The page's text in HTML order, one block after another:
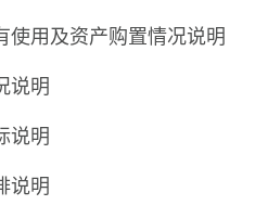
使用及资产购置情况说明
说明
说明
说明